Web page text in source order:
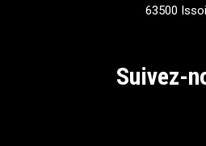
63500
Suivez-